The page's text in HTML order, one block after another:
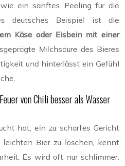
ein sanftes Peeling für die
deutsches Beispiel ist die
Käse oder Eisbein mit einer
Milchsäure des Bieres
und hinterlässt ein Gefühl
von Chili besser als Wasser
hat, ein zu scharfes Gericht
Bier zu löschen, kennt
Es wird oft nur schlimmer.